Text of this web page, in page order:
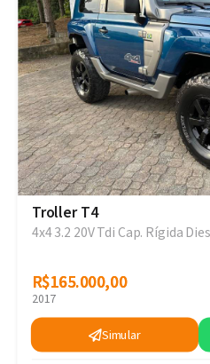
Troller T4
4x4 3.2 20V Tdi Cap. Rígida
R$165.000,00
R$165.000,00
2017
Simular